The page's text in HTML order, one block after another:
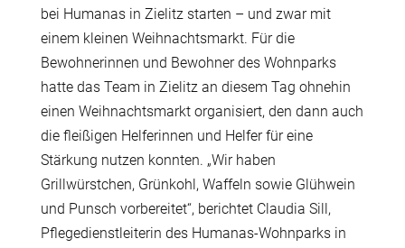
bei Humanas in Zielitz starten – und zwar mit
einem kleinen Weihnachtsmarkt. Für die
Bewohnerinnen und Bewohner des Wohnparks
hatte das Team in Zielitz an diesem Tag ohnehin
einen Weihnachtsmarkt organisiert, den dann auch
die fleißigen Helferinnen und Helfer für eine
Stärkung nutzen konnten. „Wir haben
Grillwürstchen, Grünkohl, Waffeln sowie Glühwein
und Punsch vorbereitet“, berichtet Claudia Sill,
Pflegedienstleiterin des Humanas-Wohnparks in